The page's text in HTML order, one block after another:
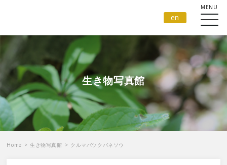
en
生き物写真館
Home > 生き物写真館 > クルマバツクバネソウ